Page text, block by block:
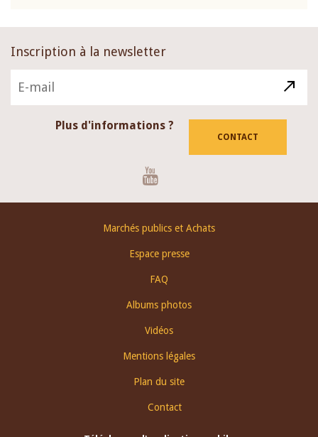
Inscription à la newsletter
Plus d'informations ?
CONTACT
Marchés publics et Achats
Espace presse
FAQ
Albums photos
Vidéos
Mentions légales
Plan du site
Contact